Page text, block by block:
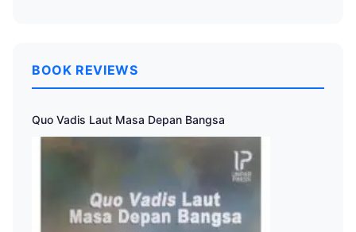
BOOK REVIEWS
Quo Vadis Laut Masa Depan Bangsa